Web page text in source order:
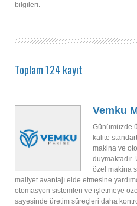
bilgileri.
Toplam 124 kayıt
Vemku
Günümüzde
kalite
makina ve
duymaktadır.
özel makina
maliyet avantajı elde etmesine
otomasyon sistemleri ve işletmeye
sayesinde üretim süreçleri daha